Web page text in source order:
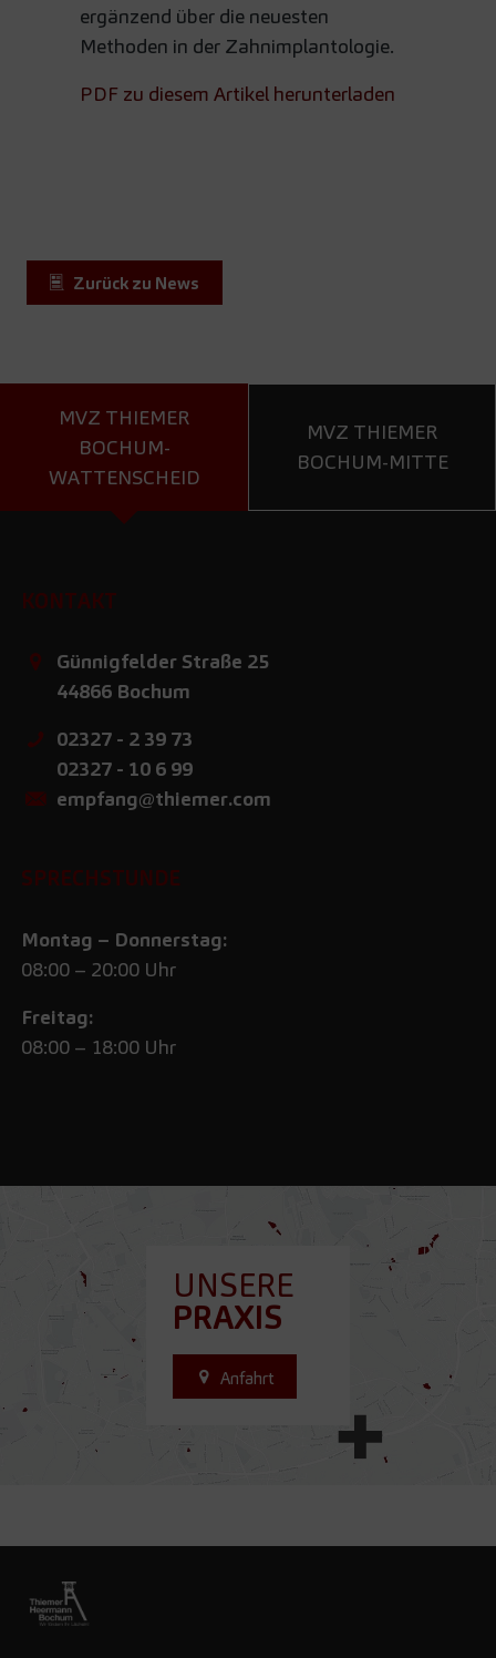
ergänzend über die neuesten
Methoden in der Zahnimplantologie.
PDF zu diesem Artikel herunterladen
Zurück zu News
UNSERE
PRAXIS
Anfahrt
MVZ THIEMER
BOCHUM-
WATTENSCHEID
MVZ THIEMER
BOCHUM-MITTE
KONTAKT
Günnigfelder Straße 25
44866 Bochum
02327 - 2 39 73
02327 - 10 6 99
empfang@thiemer.com
SPRECHSTUNDE
Montag – Donnerstag:
08:00 – 20:00 Uhr
Freitag:
08:00 – 18:00 Uhr